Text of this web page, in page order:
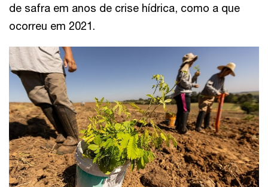
de safra em anos de crise hídrica, como a que
ocorreu em 2021.